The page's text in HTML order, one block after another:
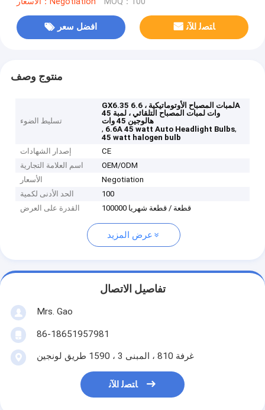
افضل سعر ﺎﺘﺼﻟ ﺍﻶﻧ
منتوج وصف
تسليط الضوء
GX6.35 لمبات المصباح الأوتوماتيكية ، 6.6A
45 وات لمبات المصباح التلقائي ، لمبة
هالوجين 45 وات
, 6.6A 45 watt Auto Headlight Bulbs,
45 watt halogen bulb
إصدار الشهادات
CE
اسم العلامة التجارية
OEM/ODM
الأسعار
Negotiation
الحد الأدنى لكمية
100
القدرة على العرض
100000 قطعة / قطعة شهريا
عرض المزيد
تفاصيل الاتصال
Mrs. Gao
86-18651957981
غرفة 810 ، المبنى 3 ، 1590 طريق لونجين
ﺎﺘﺼﻟ ﺍﻶﻧ